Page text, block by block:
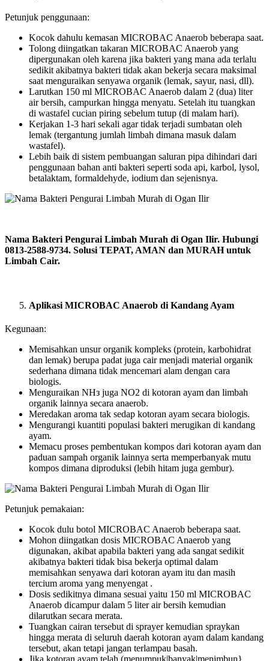
Petunjuk penggunaan:
Kocok dahulu kemasan MICROBAC Anaerob beberapa saat.
Tolong diingatkan takaran MICROBAC Anaerob yang
dipergunakan oleh karena jika bakteri yang mana ada terlalu
sedikit akibatnya bakteri tidak akan bekerja secara maksimal
saat menguraikan senyawa organik (lemak, sayur, nasi, dll).
Larutkan 150 ml MICROBAC Anaerob dalam 2 (dua) liter
air bersih, campurkan hingga menyatu. Setelah itu tuangkan
di wastafel cucian piring sebelum tutup (di malam hari).
Kerjakan 1-3 hari sekali agar tidak terjadi sumbatan oleh
lemak (tergantung jumlah limbah dimana masuk dalam
wastafel).
Lebih baik di sistem pembuangan saluran pipa dihindari dari
penggunaan bahan anti bakteri seperti soda api, karbol, lysol,
betalaktam, formaldehyde, iodium dan sejenisnya.
Nama Bakteri Pengurai Limbah Murah di Ogan Ilir. Hubungi
0813-2588-9734. Solusi TEPAT, AMAN dan MURAH untuk
Limbah Cair.
Aplikasi MICROBAC Anaerob di Kandang Ayam
Kegunaan:
Memisahkan unsur organik kompleks (protein, karbohidrat
dan lemak) berupa padat juga cair menjadi material organik
sederhana dimana tidak mencemari alam dengan cara
biologis.
Menguraikan NHз juga NO2 di kotoran ayam dan limbah
organik lainnya secara anaerob.
Meredakan aroma tak sedap kotoran ayam secara biologis.
Mengurangi kuantiti populasi bakteri merugikan di kandang
ayam.
Memacu proses pembentukan kompos dari kotoran ayam dan
paduan sampah organik lainnya serta memperbanyak mutu
kompos dimana diproduksi (lebih hitam juga gembur).
Petunjuk pemakaian:
Kocok dulu botol MICROBAC Anaerob beberapa saat.
Mohon diingatkan dosis MICROBAC Anaerob yang
digunakan, akibat apabila bakteri yang ada sangat sedikit
akibatnya bakteri tidak bisa bekerja optimal dalam
memisahkan senyawa dari kotoran ayam itu dan masih
tercium aroma yang menyengat .
Dosis sedikitnya dimana sesuai yaitu 150 ml MICROBAC
Anaerob dicampur dalam 5 liter air bersih kemudian
dilarutkan secara merata.
Tuangkan cairan tersebut di sprayer kemudian spraykan
hingga merata di seluruh daerah kotoran ayam dalam kandang
tersebut, akan tetapi jangan terlampau basah.
Jika kotoran ayam telah (menumpuk|banyak|menimbun}